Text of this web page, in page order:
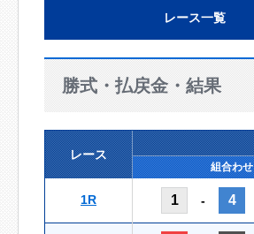
レース一覧
勝式・払戻金・結果
レース
組合わせ
1R 1 - 4